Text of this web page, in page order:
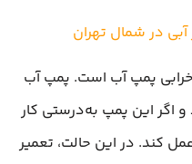
در شمال تهران
خرابی پمپ آب است. پمپ آب
اگر این پمپ به‌درستی کار
کند. در این حالت، تعمیر